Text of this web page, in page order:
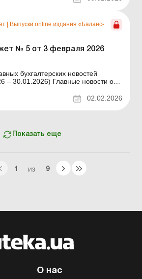
случаи в результате военных
| Выпуски online издания «Баланс-
№ 5 от 3 февраля 2026
Главные новости о
Содержание номера Налоги и02.02.2026
Показать еще
1 ИЗ 9
О нас